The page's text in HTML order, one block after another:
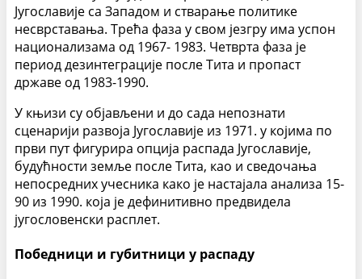
Југославије са Западом и стварање политике
несврставања. Трећа фаза у свом језгру има успон
национализама од 1967- 1983. Четврта фаза је
период дезинтеграције после Тита и пропаст
државе од 1983-1990.
У књизи су објављени и до сада непознати
сценарији развоја Југославије из 1971. у којима по
први пут фигурира опција распада Југославије,
будућности земље после Тита, као и сведочања
непосредних учесника како је настајала анализа 15-
90 из 1990. која је дефинитивно предвидела
југословенски расплет.
Победници и губитници у распаду